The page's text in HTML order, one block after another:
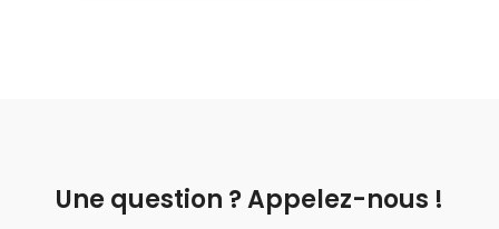
Une question ? Appelez-nous !